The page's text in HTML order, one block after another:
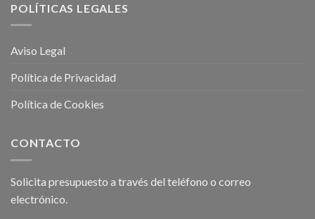
POLÍTICAS LEGALES
Aviso Legal
Política de Privacidad
Política de Cookies
CONTACTO
Solicita presupuesto a través del teléfono o correo
electrónico.